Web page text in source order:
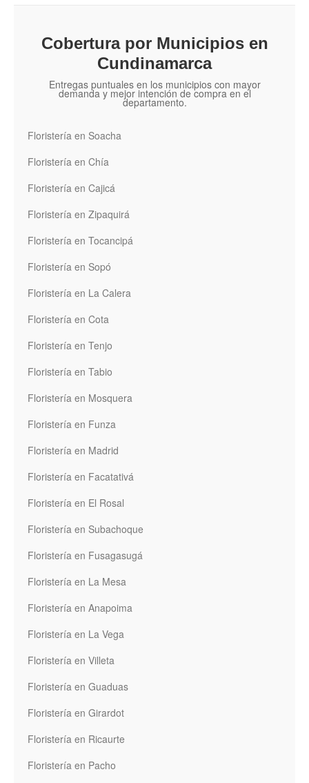
Cobertura por Municipios en
Cundinamarca
Entregas puntuales en los municipios con mayor
demanda y mejor intención de compra en el
departamento.
Floristería en Soacha
Floristería en Chía
Floristería en Cajicá
Floristería en Zipaquirá
Floristería en Tocancipá
Floristería en Sopó
Floristería en La Calera
Floristería en Cota
Floristería en Tenjo
Floristería en Tabio
Floristería en Mosquera
Floristería en Funza
Floristería en Madrid
Floristería en Facatativá
Floristería en El Rosal
Floristería en Subachoque
Floristería en Fusagasugá
Floristería en La Mesa
Floristería en Anapoima
Floristería en La Vega
Floristería en Villeta
Floristería en Guaduas
Floristería en Girardot
Floristería en Ricaurte
Floristería en Pacho